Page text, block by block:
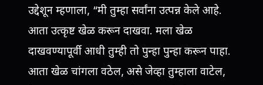
उद्देशून म्हणाला, “मी तुम्हा सर्वांना उत्पन्न केले आहे.
आता उत्कृष्ट खेळ करून दाखवा. मला खेळ
दाखवण्यापूर्वी आधी तुम्ही तो पुन्हा पुन्हा करून पाहा.
आता खेळ चांगला वठेल, असे जेव्हा तुम्हाला वाटेल,